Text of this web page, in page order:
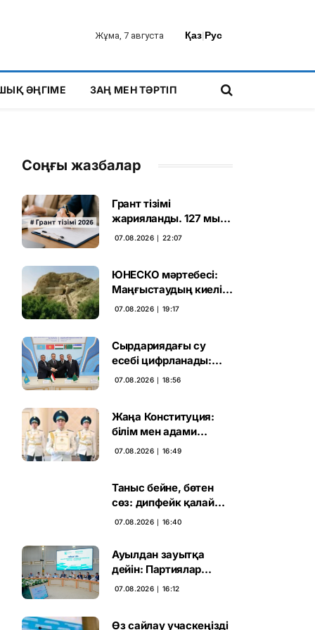
Жұма, 7 августа Қаз|Рус
ӘҢГІМЕ ЗАҢ МЕН ТӘРТІП
Соңғы жазбалар
Грант тізімі
жарияланды. 127 мың
талапкердің
07.08.2026 ∣ 22:07
ЮНЕСКО мәртебесі:
Маңғыстаудың киелі
мұрасын қорғаудың
07.08.2026 ∣ 19:17
Сырдариядағы су
есебі цифрланады:
Орталық Азия ортақ
07.08.2026 ∣ 18:56
Жаңа Конституция:
білім мен адами
капиталға салынған
07.08.2026 ∣ 16:49
Таныс бейне, бөтен
сөз: дипфейк қалай
жұмыс істейді
07.08.2026 ∣ 16:40
Ауылдан зауытқа
дейін: Партиялар
сайлаушымен бетпе-
07.08.2026 ∣ 16:12
Өз сайлау учаскеңізді